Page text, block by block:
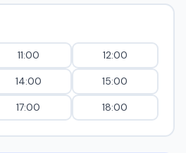
11:00 12:00
14:00 15:00
17:00 18:00